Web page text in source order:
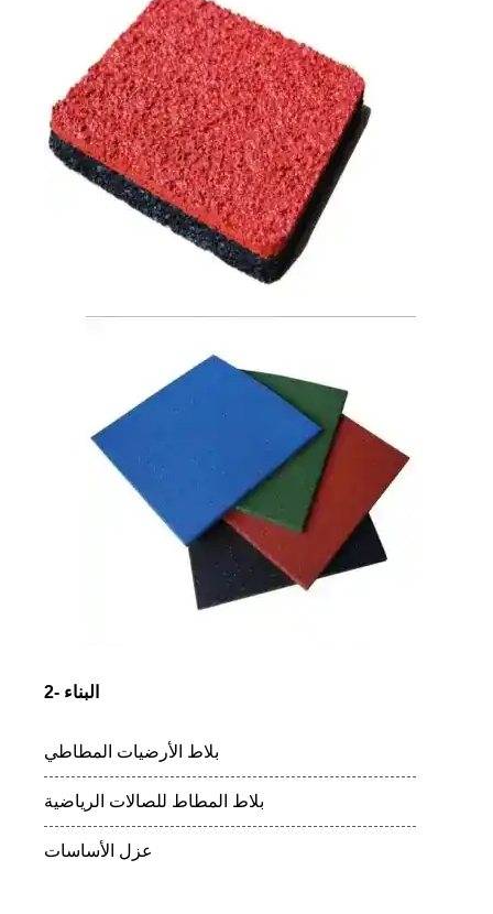
2- البناء
بلاط الأرضيات المطاطي
بلاط المطاط للصالات الرياضية
عزل الأساسات